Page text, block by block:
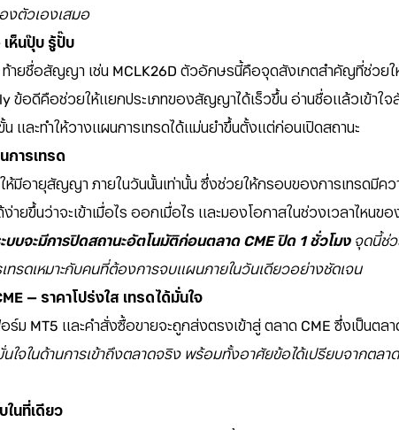
งตัวเองเสมอ
ห็นปุ๊บ รู้ปั๊บ
ยชื่อสัญญา เช่น MCLK26D ตัวอักษรนี้คือจุดสังเกตสำคัญที่ช่วยใ
ข้อดีคือช่วยให้แยกประเภทของสัญญาได้เร็วขึ้น อ่านชื่อแล้วเข้าใ
และทำให้วางแผนการเทรดได้แม่นยำขึ้นตั้งแต่ก่อนเปิดสถานะ
การเทรด
มีอายุสัญญา ภายในวันนั้นเท่านั้น ซึ่งช่วยให้กรอบของการเทรดมีคว
ยขึ้นว่าจะเข้าเมื่อไร ออกเมื่อไร และมองโอกาสในช่วงเวลาไหนขอ
บบจะมีการปิดสถานะอัตโนมัติก่อนตลาด CME ปิด 1 ชั่วโมงจุดนี้ช่ว
เทรดเหมาะกับคนที่ต้องการจบแผนภายในวันเดียวอย่างชัดเจน
— ราคาโปร่งใส เทรดได้มั่นใจ
ม MT5 และคำสั่งซื้อขายจะถูกส่งตรงเข้าสู่ ตลาด CME ซึ่งเป็นตล
จในด้านการเข้าถึงตลาดจริง พร้อมทั้งอาศัยข้อได้เปรียบจากตลา
นที่เดียว